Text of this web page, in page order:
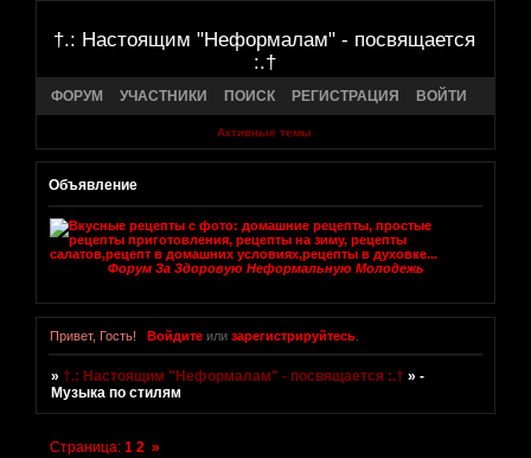
†.: Настоящим "Неформалам" - посвящается
:.†
ФОРУМ УЧАСТНИКИ ПОИСК РЕГИСТРАЦИЯ ВОЙТИ
Активные темы
Объявление
Форум За Здоровую Неформальную Молодежь
Привет, Гость! Войдитеили зарегистрируйтесь.
»†.: Настоящим "Неформалам" - посвящается :.† »-
Музыка по стилям
Страница:1 2 »